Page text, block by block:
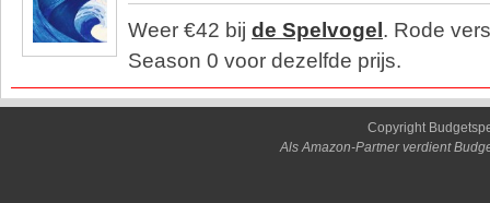
Weer €42 bij de Spelvogel . Rode
Season 0 voor dezelfde prijs.
Copyright
Als Amazon-Partner verdient